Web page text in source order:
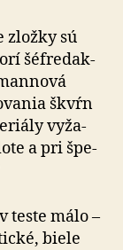
zložky sú
šéf­re­dak­
škvŕn
vyža­
a pri špe­
teste málo –
biele